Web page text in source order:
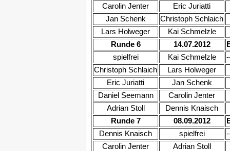
Carolin Jenter
Eric Juriatti
Jan Schenk
Christoph Schlaich
Lars Holweger
Kai Schmelzle
Runde 6
14.07.2012
spielfrei
Kai Schmelzle
Christoph Schlaich
Lars Holweger
Eric Juriatti
Jan Schenk
Daniel Seemann
Carolin Jenter
Adrian Stoll
Dennis Knaisch
Runde 7
08.09.2012
Dennis Knaisch
spielfrei
Carolin Jenter
Adrian Stoll